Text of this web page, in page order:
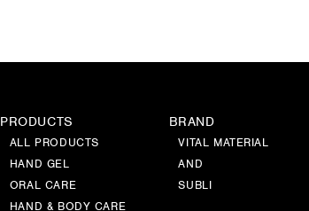
PRODUCTS
ALL PRODUCTS
HAND GEL
ORAL CARE
HAND & BODY CARE
BRAND
VITAL MATERIAL
AND
SUBLI